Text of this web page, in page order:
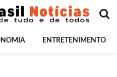
ENTRETENIMENTO